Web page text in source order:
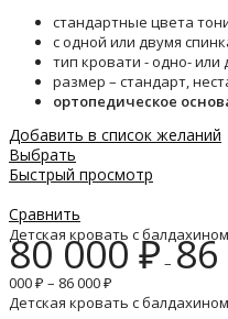
стандартные цвета
с одной или двумя
тип кровати - одно- или
размер – стандарт,
ортопедическое
Добавить в список желаний
Выбрать
Быстрый просмотр
Сравнить
Детская кровать с
80 000₽–
000 ₽ – 86 000 ₽
Детская кровать с